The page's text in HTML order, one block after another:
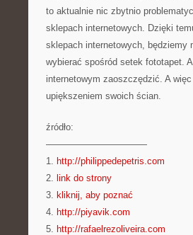
to aktualnie nic zbytnio
sklepach internetowych. Dzięki
sklepach internetowych, będziemy
wybierać spośród setek fototapet.
internetowym zaoszczędzić. A
upiększeniem swoich ścian.
źródło:
———————————
1. http://philippedepetris.com
2. link do strony
3. kliknij, aby poznać
4. http://piyavik.com
5. http://rafaelrezoliveira.com